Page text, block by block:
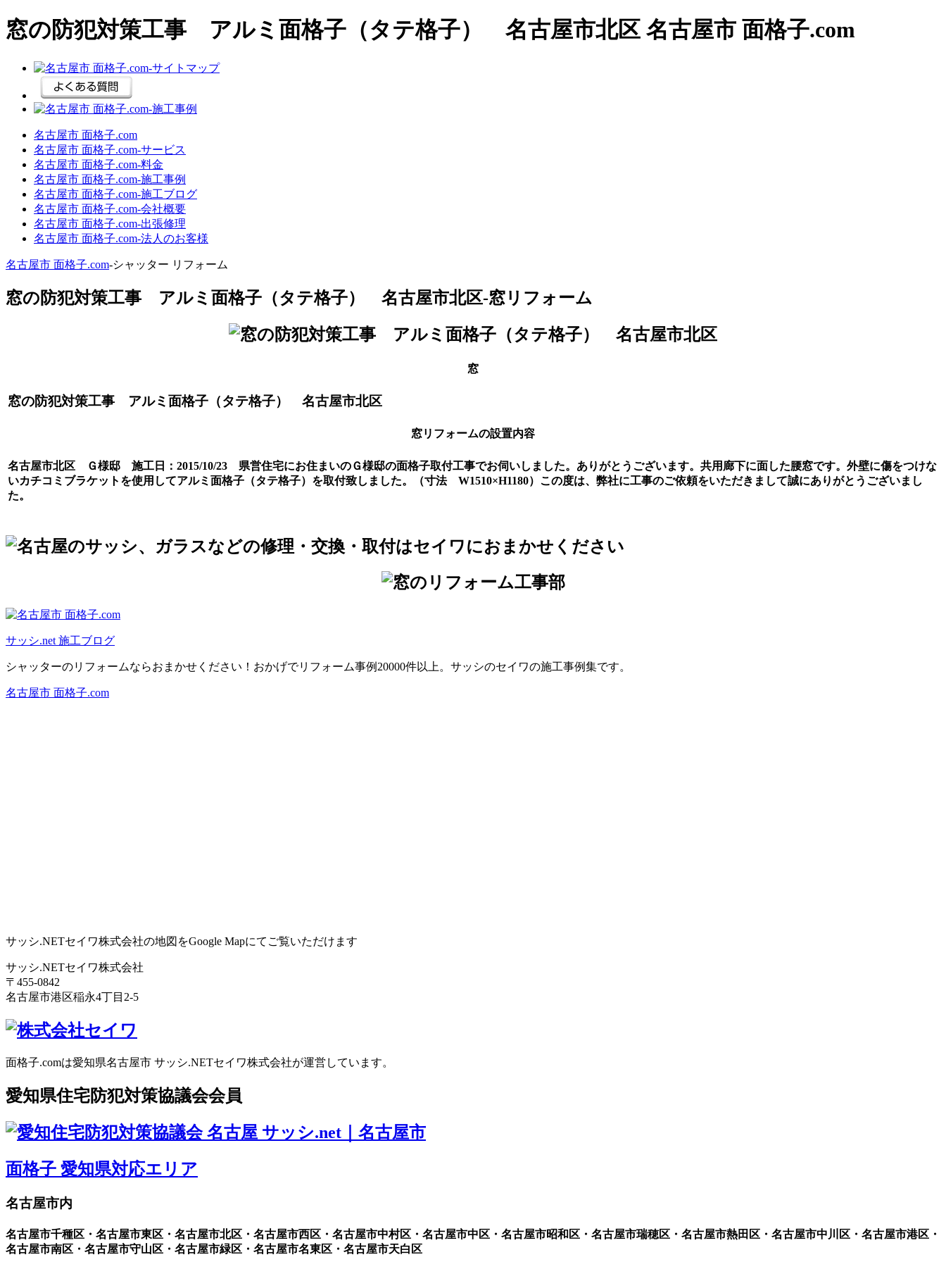
窓の防犯対策工事 アルミ面格子（タテ格子） 名古屋市北区 名古屋市 面格子.com
名古屋市 面格子.com
名古屋市 面格子.com‐サービス
名古屋市 面格子.com‐料金
名古屋市 面格子.com‐施工事例
名古屋市 面格子.com‐施工ブログ
名古屋市 面格子.com‐会社概要
名古屋市 面格子.com‐出張修理
名古屋市 面格子.com‐法人のお客様
名古屋市 面格子.com‐シャッター リフォーム
窓の防犯対策工事 アルミ面格子（タテ格子） 名古屋市北区-窓リフォーム
窓
窓の防犯対策工事 アルミ面格子（タテ格子） 名古屋市北区
窓リフォームの設置内容
名古屋市北区 Ｇ様邸 施工日：2015/10/23 県営住宅にお住まいのＧ様邸の面格子取付工事でお伺いしました。ありがとうございます。共用廊下に面した腰窓です。外壁に傷をつけな
いカチコミブラケットを使用してアルミ面格子（タテ格子）を取付致しました。（寸法 W1510×H1180）この度は、弊社に工事のご依頼をいただきまして誠にありがとうございまし
た。
サッシ.net 施工ブログ
シャッターのリフォームならおまかせください！おかげでリフォーム事例20000件以上。サッシのセイワの施工事例集です。
名古屋市 面格子.com
サッシ.NETセイワ株式会社の地図をGoogle Mapにてご覧いただけます
サッシ.NETセイワ株式会社
〒455-0842
名古屋市港区稲永4丁目2-5
面格子.comは愛知県名古屋市 サッシ.NETセイワ株式会社が運営しています。
愛知県住宅防犯対策協議会会員
面格子 愛知県対応エリア
名古屋市内
名古屋市千種区・名古屋市東区・名古屋市北区・名古屋市西区・名古屋市中村区・名古屋市中区・名古屋市昭和区・名古屋市瑞穂区・名古屋市熱田区・名古屋市中川区・名古屋市港区・
名古屋市南区・名古屋市守山区・名古屋市緑区・名古屋市名東区・名古屋市天白区